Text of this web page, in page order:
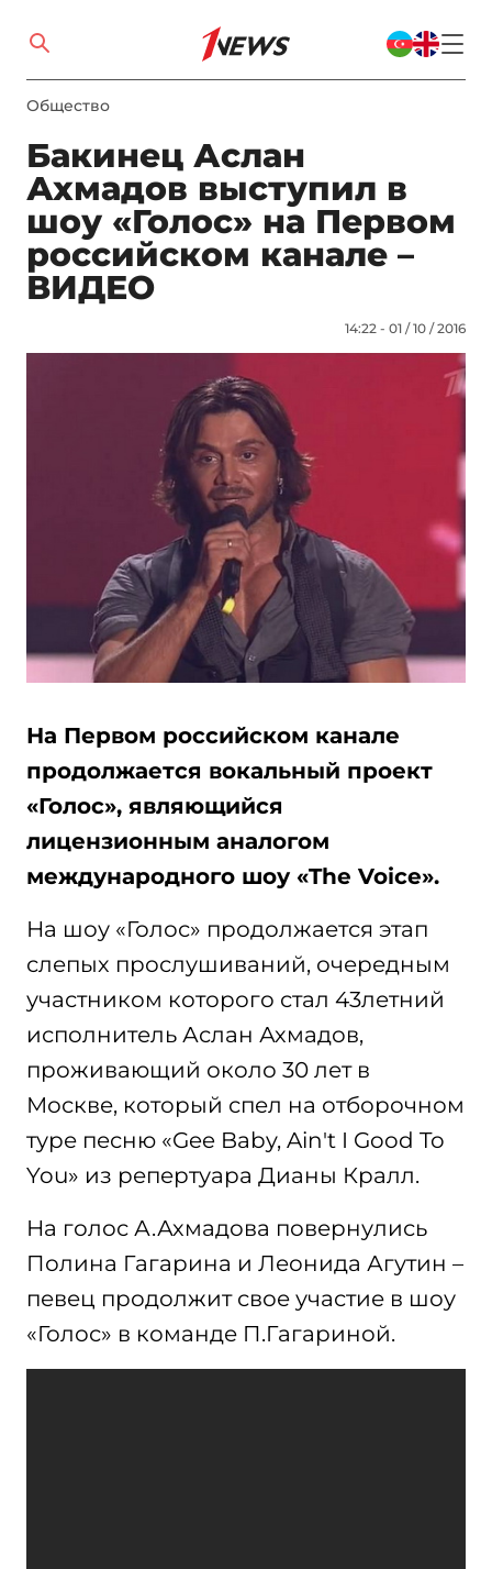
Общество
Бакинец Аслан
Ахмадов выступил в
шоу «Голос» на Первом
российском канале –
ВИДЕО
14:22 - 01 / 10 / 2016
На Первом российском канале
продолжается вокальный проект
«Голос», являющийся
лицензионным аналогом
международного шоу «The Voice».
На шоу «Голос» продолжается этап
слепых прослушиваний, очередным
участником которого стал 43летний
исполнитель Аслан Ахмадов,
проживающий около 30 лет в
Москве, который спел на отборочном
туре песню «Gee Baby, Ain't I Good To
You» из репертуара Дианы Кралл.
На голос А.Ахмадова повернулись
Полина Гагарина и Леонида Агутин –
певец продолжит свое участие в шоу
«Голос» в команде П.Гагариной.